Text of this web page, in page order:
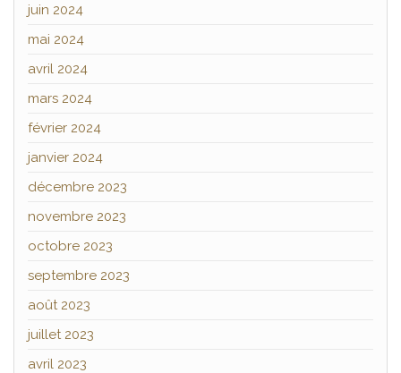
juin 2024
mai 2024
avril 2024
mars 2024
février 2024
janvier 2024
décembre 2023
novembre 2023
octobre 2023
septembre 2023
août 2023
juillet 2023
avril 2023